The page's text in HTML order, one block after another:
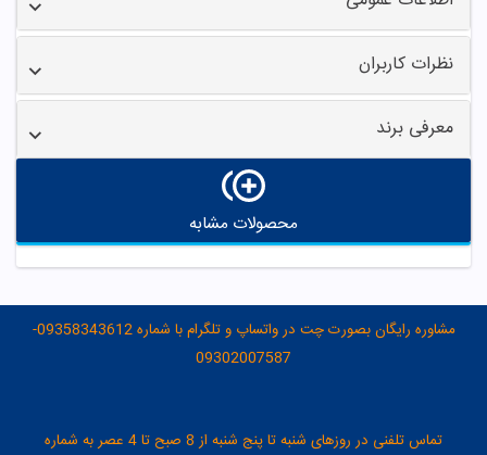
نظرات کاربران
معرفی برند
محصولات مشابه
مشاوره رایگان بصورت چت در واتساپ و تلگرام با شماره 09358343612-
09302007587
تماس تلفنی در روزهای شنبه تا پنج شنبه از 8 صبح تا 4 عصر به شماره